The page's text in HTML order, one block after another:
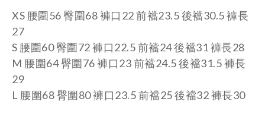
XS 腰圍56 臀圍68褲口 22 前襠23.5 後襠30.5褲長
27
S 腰圍60臀圍72褲口22.5 前襠24 後襠31褲長28
M 腰圍64臀圍76褲口23 前襠24.5 後襠31.5褲長
29
L 腰圍68 臀圍80褲口23.5 前襠25 後襠32 褲長30